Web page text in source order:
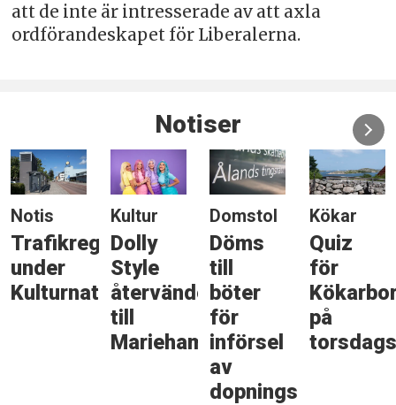
att de inte är intresserade av att axla
ordförandeskapet för Liberalerna.
Notiser
Notis
Trafikreglering
under
Kulturnatten
Kultur
Dolly
Style
återvänder
till
Mariehamn
Domstol
Döms
till
böter
för
införsel
av
dopningsmedel
Kökar
Quiz
för
på